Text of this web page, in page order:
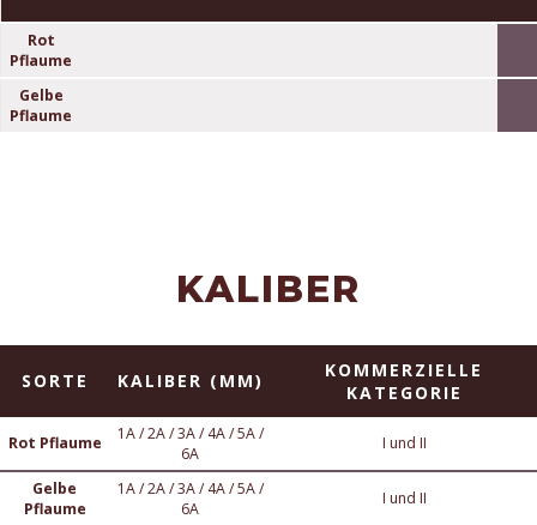
Rot
Pflaume
Gelbe
Pflaume
KALIBER
SORTE KALIBER (MM)
KOMMERZIELLE
KATEGORIE
Rot Pflaume
1A / 2A / 3A / 4A / 5A /
6A
I und II
Gelbe
Pflaume
1A / 2A / 3A / 4A / 5A /
6A
I und II